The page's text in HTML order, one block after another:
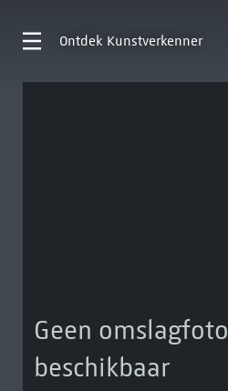
Ontdek Kunstverkenner
Geen omslagfoto
beschikbaar